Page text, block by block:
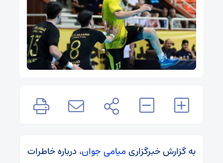
به گزارش خبرگزاری میامی جوان، درباره خاطرات